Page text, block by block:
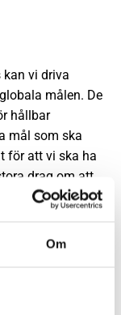
Om
vi driva
målen. De
hållbar
mål som ska
för att vi ska ha
drag om att
sätt som tar
om de globala
4 av